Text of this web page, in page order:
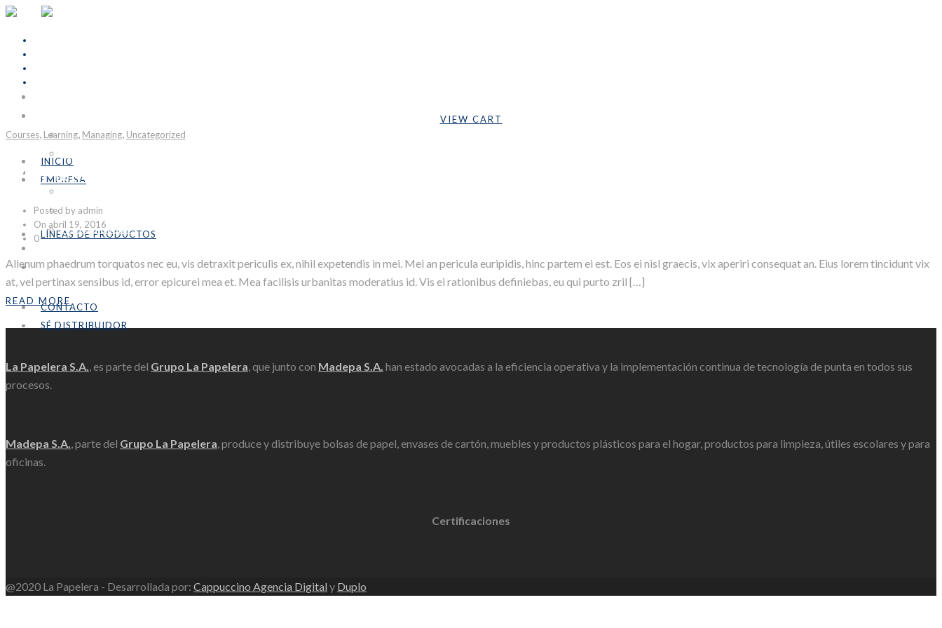
VIEW CART
INICIO
EMPRESA
Formulario COVID-19
LÍNEAS DE PRODUCTOS
Emprendedores
Personalizables
CONTACTO
SÉ DISTRIBUIDOR
Nosotros
Emprendedores
Personalizables
SÉ DISTRIBUIDOR
Courses, Learning, Managing, Uncategorized
We Make It Simple
Posted by admin
On abril 19, 2016
0
Alienum phaedrum torquatos nec eu, vis detraxit periculis ex, nihil expetendis in mei. Mei an pericula euripidis, hinc partem ei est. Eos ei nisl graecis, vix aperiri consequat an. Eius lorem tincidunt vix
at, vel pertinax sensibus id, error epicurei mea et. Mea facilisis urbanitas moderatius id. Vis ei rationibus definiebas, eu qui purto zril […]
READ MORE
La Papelera S.A., es parte del Grupo La Papelera, que junto con Madepa S.A. han estado avocadas a la eficiencia operativa y la implementación continua de tecnología de punta en todos sus
procesos.
Madepa S.A., parte del Grupo La Papelera, produce y distribuye bolsas de papel, envases de cartón, muebles y productos plásticos para el hogar, productos para limpieza, útiles escolares y para
oficinas.
Certificaciones
@2020 La Papelera - Desarrollada por: Cappuccino Agencia Digital y Duplo